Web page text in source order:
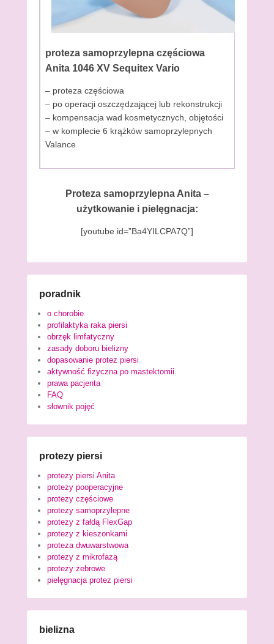
proteza samoprzylepna częściowa
Anita 1046 XV Sequitex Vario
– proteza częściowa
– po operacji oszczędzającej lub rekonstrukcji
– kompensacja wad kosmetycznych, objętości
– w komplecie 6 krążków samoprzylepnych
Valance
Proteza samoprzylepna Anita –
użytkowanie i pielęgnacja:
[youtube id=”Ba4YILCPA7Q”]
poradnik
o chorobie
profilaktyka raka piersi
obrzęk limfatyczny
zasady doboru bielizny
dopasowanie protez piersi
aktywność fizyczna po mastektomii
prawa pacjenta
FAQ
słownik pojęć
protezy piersi
protezy piersi Anita
protezy pooperacyjne
protezy częściowe
protezy samoprzylepne
protezy z fałdą FlexGap
protezy z kieszonkami
proteza dwuwarstwowa
protezy z mikrofazą
protezy żebrowe
pielęgnacja protez piersi
bielizna